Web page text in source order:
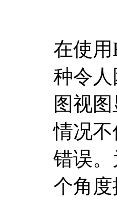
在使
种令
图视
情况
错误
个角